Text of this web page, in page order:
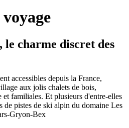
le charme discret des
accessibles depuis la France,
aux jolis chalets de bois,
et familiales. Et plusieurs d'entre-elles
de pistes de ski alpin du domaine Les
Gryon-Bex